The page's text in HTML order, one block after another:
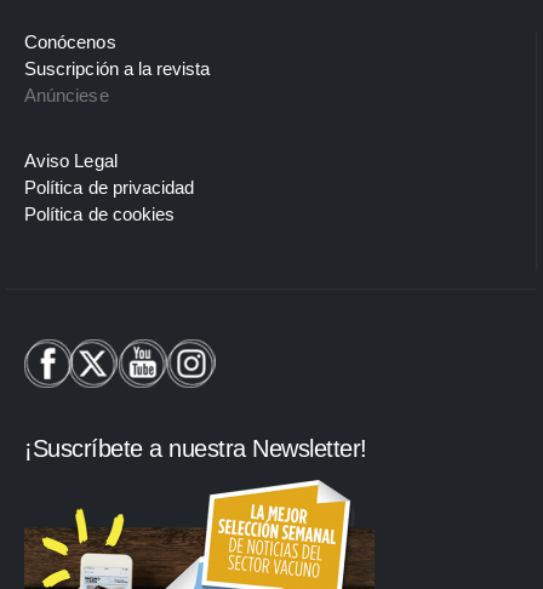
Conócenos
Suscripción a la revista
Anúnciese
Aviso Legal
Política de privacidad
Política de cookies
¡Suscríbete a nuestra Newsletter!